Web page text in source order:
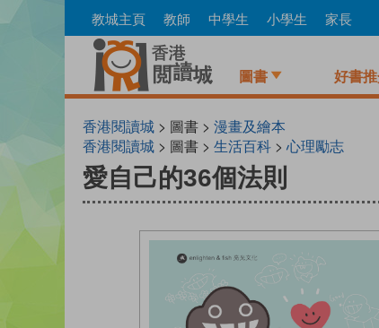
to
教城主頁 教師 中學生 小學生 家長
圖書 好書
香港閱讀城 > 圖書 > 漫畫及繪本
香港閱讀城 > 圖書 > 生活百科 > 心理勵志
愛自己的36個法則